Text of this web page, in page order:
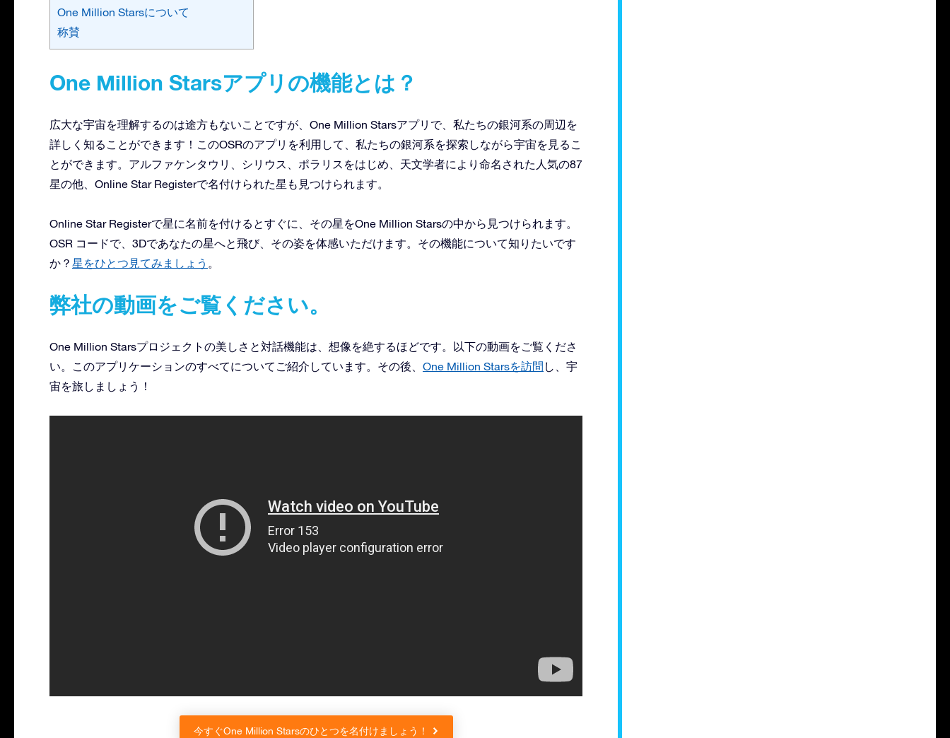
One Million Starsについて
称賛
One Million Starsアプリの機能とは？
広大な宇宙を理解するのは途方もないことですが、One Million Starsアプリで、私たちの銀河系の周辺を
詳しく知ることができます！このOSRのアプリを利用して、私たちの銀河系を探索しながら宇宙を見るこ
とができます。アルファケンタウリ、シリウス、ポラリスをはじめ、天文学者により命名された人気の87
星の他、Online Star Registerで名付けられた星も見つけられます。
Online Star Registerで星に名前を付けるとすぐに、その星をOne Million Starsの中から見つけられます。
OSR コードで、3Dであなたの星へと飛び、その姿を体感いただけます。その機能について知りたいです
か？ 星をひとつ見てみましょう 。
弊社の動画をご覧ください。
One Million Starsプロジェクトの美しさと対話機能は、想像を絶するほどです。以下の動画をご覧くださ
い。このアプリケーションのすべてについてご紹介しています。その後、 One Million Starsを訪問 し、宇
宙を旅しましょう！
今すぐOne Million Starsのひとつを名付けましょう！